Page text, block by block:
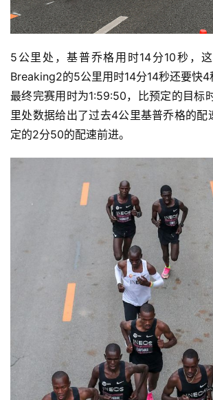
5公里处，基普乔格用时14分10秒，
Breaking2的5公里用时14分14秒还要快4
最终完赛用时为1:59:50，比预定的目标
里处数据给出了过去4公里基普乔格的配
定的2分50的配速前进。